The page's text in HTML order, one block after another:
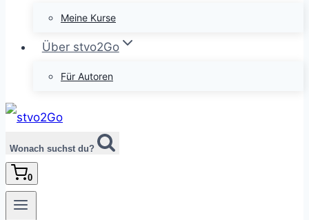
Meine Kurse
Über stvo2Go
Für Autoren
Wonach suchst du?
0